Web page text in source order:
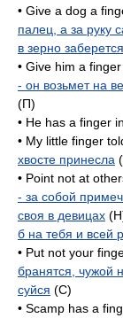
• Give a dog a
палец, а за руку
в зерно заберется
• Give him a
- он возьмет на
(П)
• He has a finger
• My little finger
хвосте принесла
• Point not at
- за собой
своя в девицах
б на тебя и всей
• Put not your
бранятся, чужой
суйся (C)
• Scamp has a